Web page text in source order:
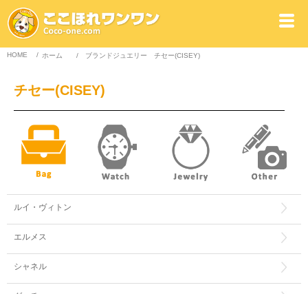
HOME / ホーム / ブランドジュエリー チセー(CISEY)
チセー(CISEY)
ルイ・ヴィトン
エルメス
シャネル